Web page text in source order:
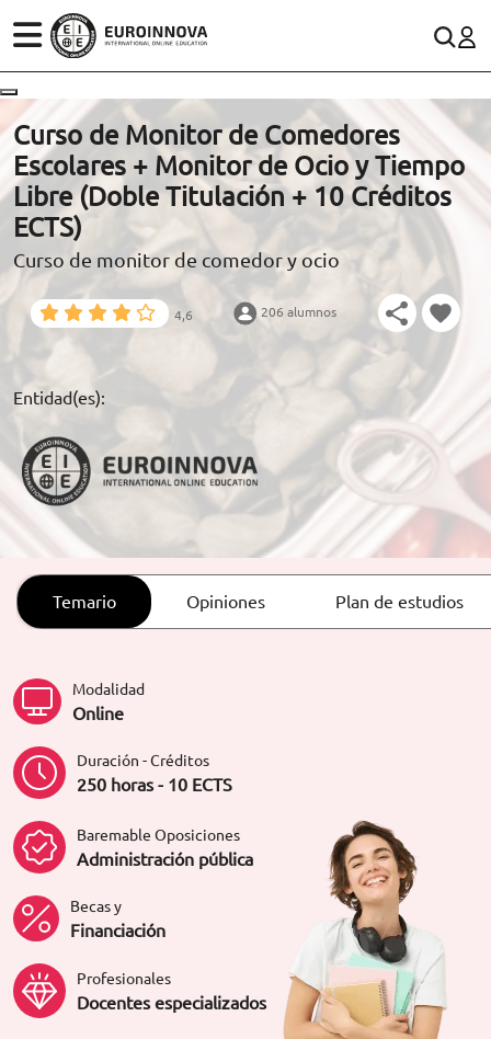
ÁREAS
ESTUDIOS
CONOCE EUROINNOVA
BECAS Y FINANCIACIÓN
RECURSOS EDUCATIVOS
ARTÍCULOS
ORIENTACIÓN LABORAL
CONTACTO ES
(+34)958 050 200(gratuito en España)
900 831 200
formacion@euroinnova.com
TRABAJA CON NOSOTROS
Curso de Monitor de Comedores
Escolares + Monitor de Ocio y Tiempo
Libre (Doble Titulación + 10 Créditos
ECTS)
Curso de monitor de comedor y ocio
4,6 206 alumnos
Entidad(es):
Temario Opiniones Plan de estudios
Modalidad
Online
Duración - Créditos
250 horas - 10 ECTS
Baremable Oposiciones
Administración pública
Becas y
Financiación
Profesionales
Docentes especializados